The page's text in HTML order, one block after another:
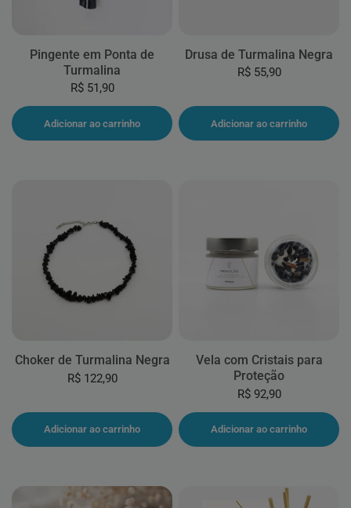
Pingente em Ponta de
Turmalina
R$ 51,90
Adicionar ao carrinho
Drusa de Turmalina Negra
R$ 55,90
Adicionar ao carrinho
Choker de Turmalina Negra
R$ 122,90
Adicionar ao carrinho
Vela com Cristais para
Proteção
R$ 92,90
Adicionar ao carrinho